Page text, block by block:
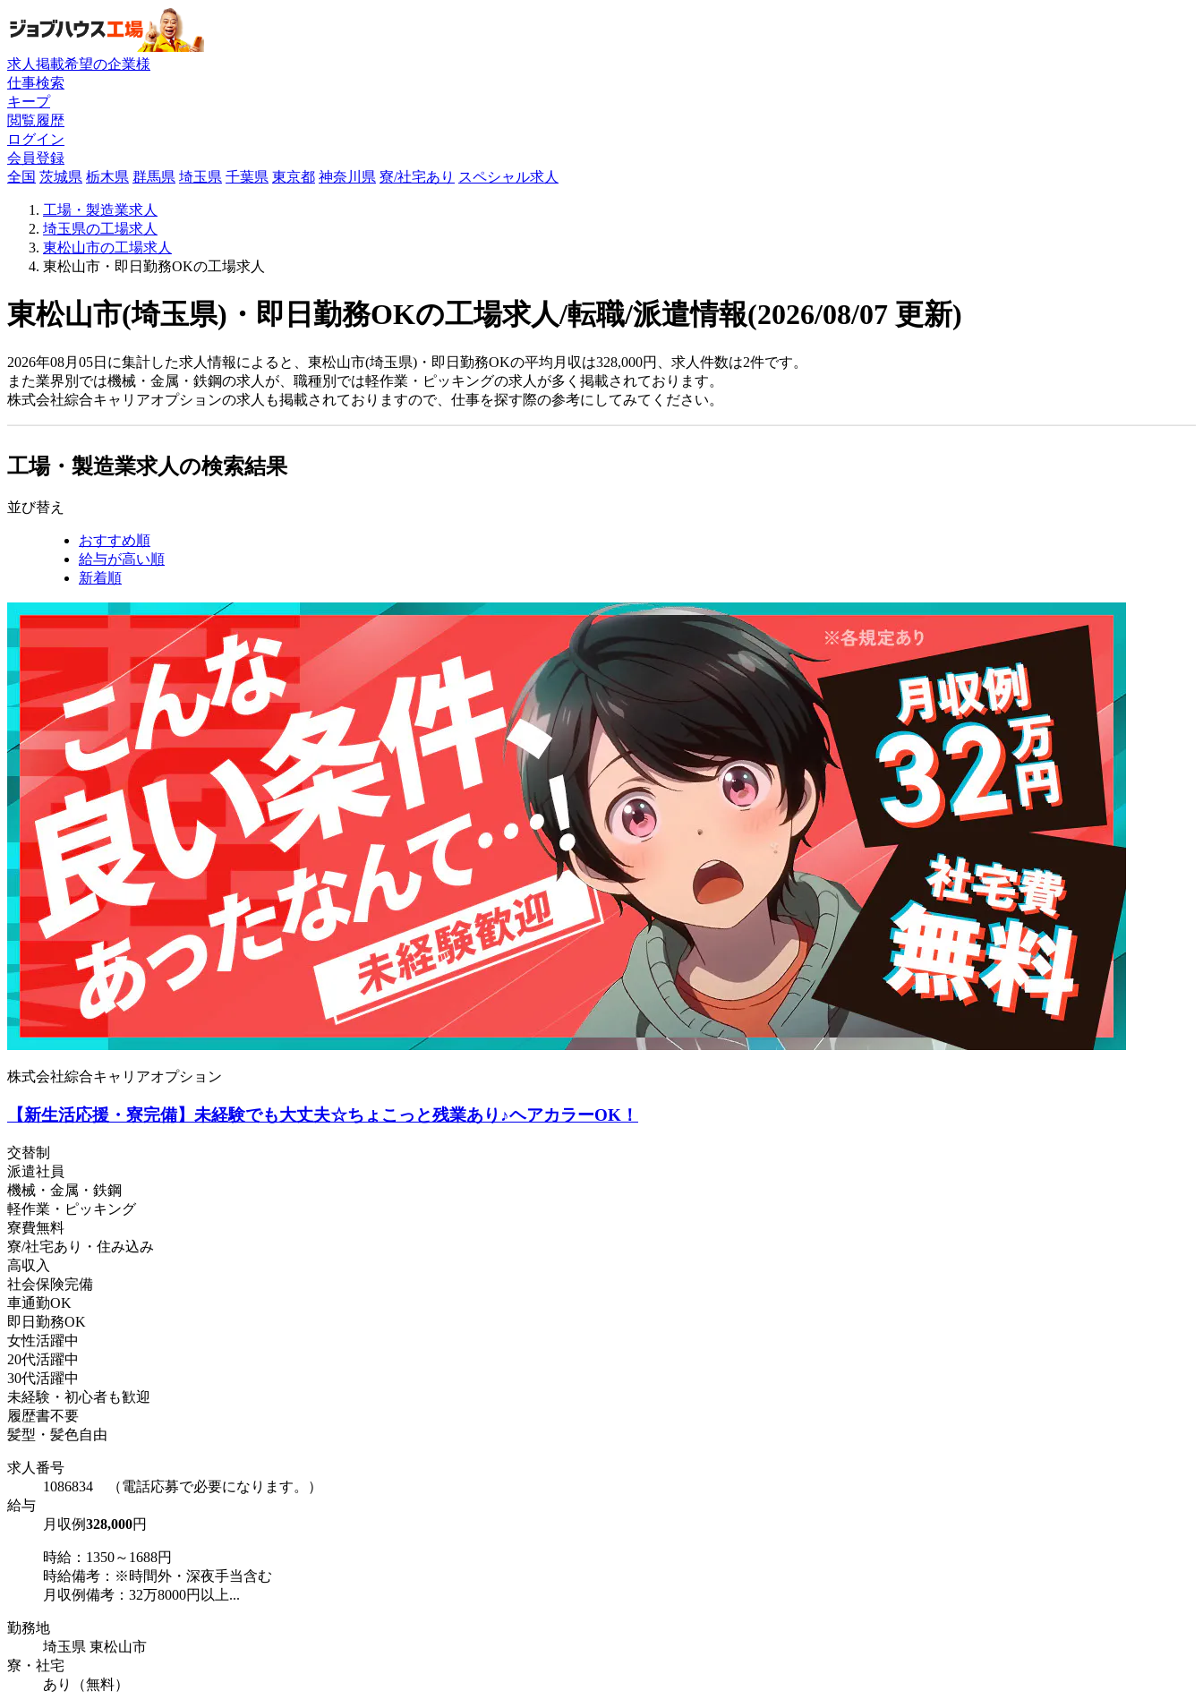
求人掲載希望の企業様
仕事検索
キープ
閲覧履歴
ログイン
会員登録
全国 茨城県 栃木県 群馬県 埼玉県 千葉県 東京都 神奈川県 寮/社宅あり スペシャル求人
工場・製造業求人
埼玉県の工場求人
東松山市の工場求人
東松山市・即日勤務OKの工場求人
東松山市(埼玉県)・即日勤務OKの工場求人/転職/派遣情報(2026/08/07 更新)
2026年08月05日に集計した求人情報によると、東松山市(埼玉県)・即日勤務OKの平均月収は328,000円、求人件数は2件です。
また業界別では機械・金属・鉄鋼の求人が、職種別では軽作業・ピッキングの求人が多く掲載されております。
株式会社綜合キャリアオプションの求人も掲載されておりますので、仕事を探す際の参考にしてみてください。
工場・製造業求人の検索結果
並び替え
おすすめ順
給与が高い順
新着順
株式会社綜合キャリアオプション
【新生活応援・寮完備】未経験でも大丈夫☆ちょこっと残業あり♪ヘアカラーOK！
交替制
派遣社員
機械・金属・鉄鋼
軽作業・ピッキング
寮費無料
寮/社宅あり・住み込み
高収入
社会保険完備
車通勤OK
即日勤務OK
女性活躍中
20代活躍中
30代活躍中
未経験・初心者も歓迎
履歴書不要
髪型・髪色自由
求人番号
1086834 （電話応募で必要になります。）
給与
月収例328,000円
時給：1350～1688円
時給備考：※時間外・深夜手当含む
月収例備考：32万8000円以上...
勤務地
埼玉県 東松山市
寮・社宅
あり（無料）